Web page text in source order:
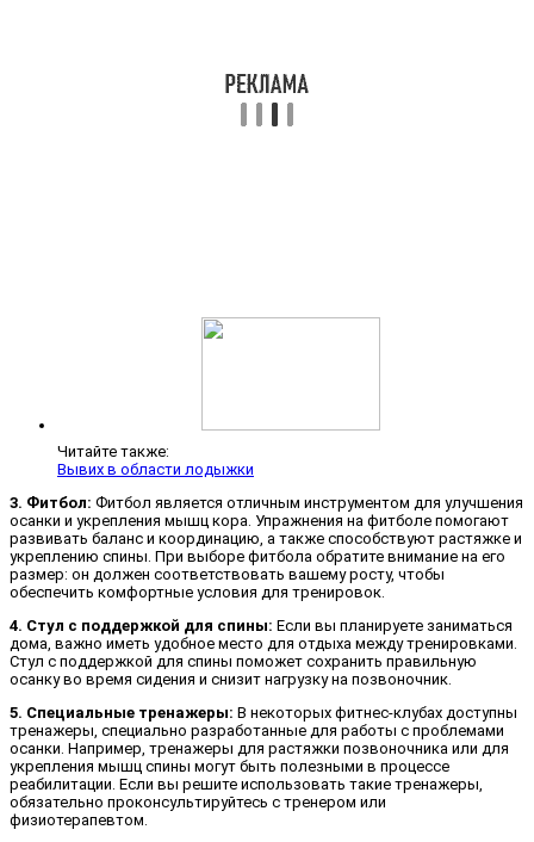
Читайте также:
Вывих в области лодыжки
3. Фитбол: Фитбол является отличным инструментом для улучшения
осанки и укрепления мышц кора. Упражнения на фитболе помогают
развивать баланс и координацию, а также способствуют растяжке и
укреплению спины. При выборе фитбола обратите внимание на его
размер: он должен соответствовать вашему росту, чтобы
обеспечить комфортные условия для тренировок.
4. Стул с поддержкой для спины: Если вы планируете заниматься
дома, важно иметь удобное место для отдыха между тренировками.
Стул с поддержкой для спины поможет сохранить правильную
осанку во время сидения и снизит нагрузку на позвоночник.
5. Специальные тренажеры: В некоторых фитнес-клубах доступны
тренажеры, специально разработанные для работы с проблемами
осанки. Например, тренажеры для растяжки позвоночника или для
укрепления мышц спины могут быть полезными в процессе
реабилитации. Если вы решите использовать такие тренажеры,
обязательно проконсультируйтесь с тренером или
физиотерапевтом.